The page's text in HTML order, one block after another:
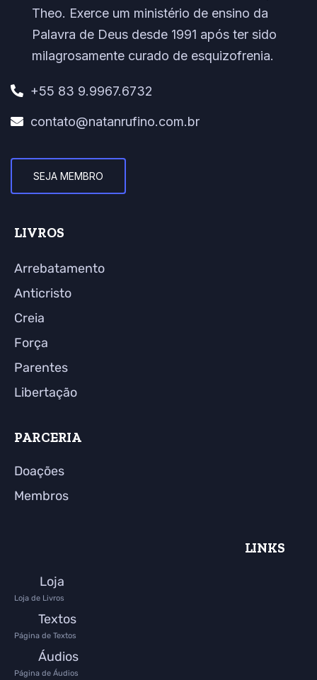
Theo. Exerce um ministério de ensino da
Palavra de Deus desde 1991 após ter sido
milagrosamente curado de esquizofrenia.
+55 83 9.9967.6732
contato@natanrufino.com.br
SEJA MEMBRO
LIVROS
Arrebatamento
Anticristo
Creia
Força
Parentes
Libertação
PARCERIA
Doações
Membros
LINKS
Loja
Loja de Livros
Textos
Página de Textos
Áudios
Página de Áudios